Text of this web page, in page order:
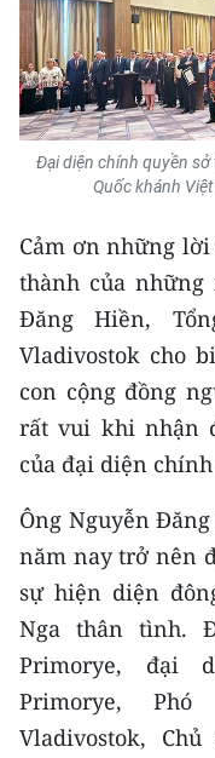
Media Thể thao
Media Giáo dục
Media Y tế
Media Khoa học -
Media Môi trường
Ảnh
Infographic
TIN MỚI
Trung du và miền
Đồng bằng sông
Bắc Trung Bộ
Duyên hải Nam
Nguyên
Đại diện chính quyền sở
Quốc khánh
Cảm ơn những
thành của những
Đăng Hiền,
Vladivostok cho
con cộng đồng
rất vui khi nhận
của đại diện
Ông Nguyễn
năm nay trở nên
sự hiện diện
Nga thân tình.
Primorye, đại
Primorye,
Vladivostok,